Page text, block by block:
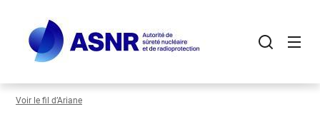
contenu
principal
Voir le fil d’Ariane